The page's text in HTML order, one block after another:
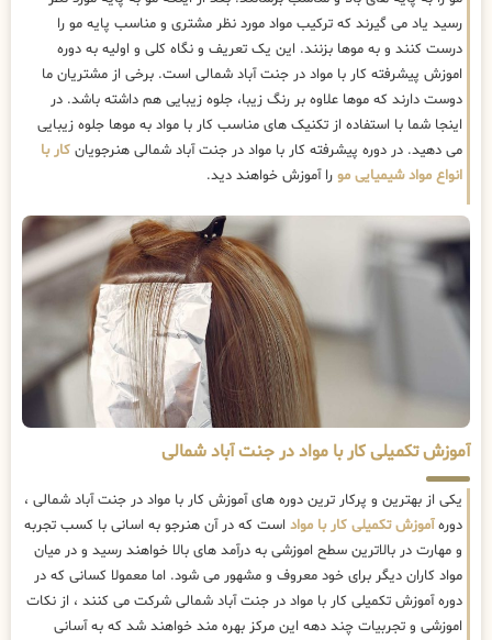
رسید یاد می گیرند که ترکیب مواد مورد نظر مشتری و مناسب پایه مو را
درست کنند و به موها بزنند. این یک تعریف و نگاه کلی و اولیه به دوره
اموزش پیشرفته کار با مواد در جنت آباد شمالی است. برخی از مشتریان ما
دوست دارند که موها علاوه بر رنگ زیبا، جلوه زیبایی هم داشته باشد. در
اینجا شما با استفاده از تکنیک های مناسب کار با مواد به موها جلوه زیبایی
می دهید. در دوره پیشرفته کار با مواد در جنت آباد شمالی هنرجویان کار با
انواع مواد شیمیایی مو را آموزش خواهند دید.
آموزش تکمیلی کار با مواد در جنت آباد شمالی
یکی از بهترین و پرکار ترین دوره های آموزش کار با مواد در جنت آباد شمالی ،
دورهآموزش تکمیلی کار با مواد است که در آن هنرجو به اسانی با کسب تجربه
و مهارت در بالاترین سطح اموزشی به درآمد های بالا خواهند رسید و در میان
مواد کاران دیگر برای خود معروف و مشهور می شود. اما معمولا کسانی که در
دوره آموزش تکمیلی کار با مواد در جنت آباد شمالی شرکت می کنند ، از نکات
اموزشی و تجربیات چند دهه این مرکز بهره مند خواهند شد که به آسانی